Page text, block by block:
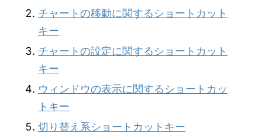
チャートの移動に関するショートカット
キー
チャートの設定に関するショートカット
キー
ウィンドウの表示に関するショートカッ
トキー
切り替え系ショートカットキー